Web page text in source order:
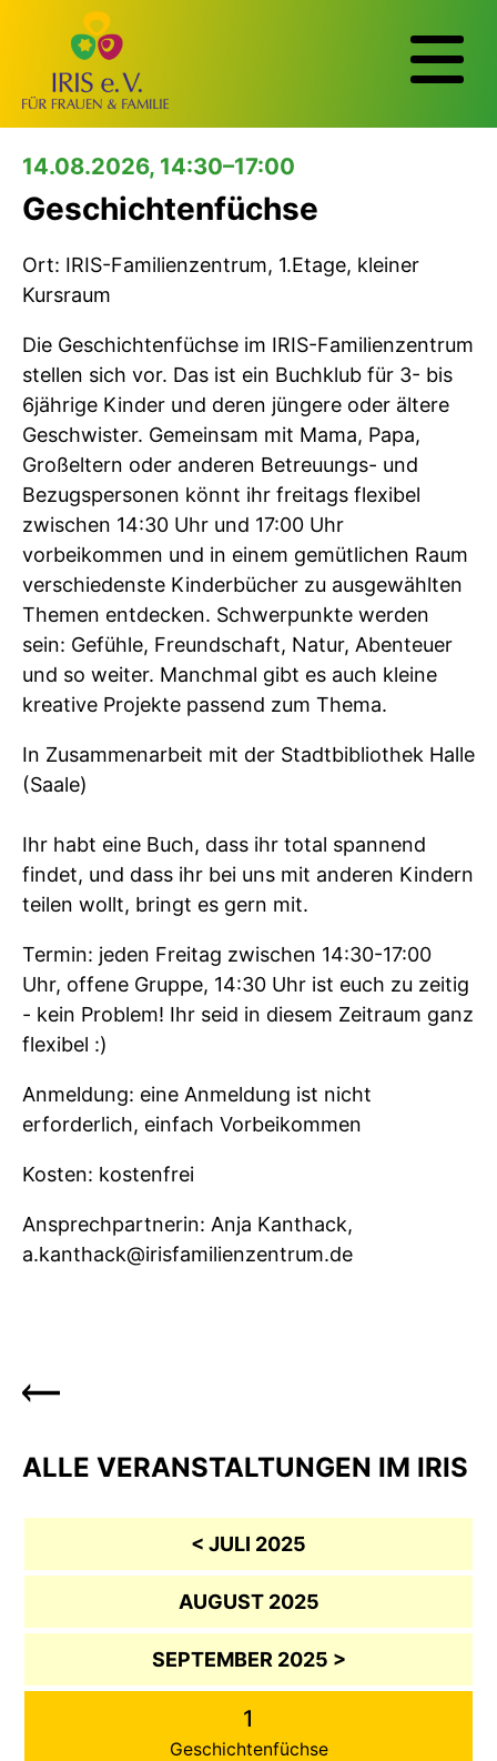
14.08.2026, 14:30–17:00
Geschichtenfüchse
Ort: IRIS-Familienzentrum, 1.Etage, kleiner
Kursraum
Die Geschichtenfüchse im IRIS-Familienzentrum
stellen sich vor. Das ist ein Buchklub für 3- bis
6jährige Kinder und deren jüngere oder ältere
Geschwister. Gemeinsam mit Mama, Papa,
Großeltern oder anderen Betreuungs- und
Bezugspersonen könnt ihr freitags flexibel
zwischen 14:30 Uhr und 17:00 Uhr
vorbeikommen und in einem gemütlichen Raum
verschiedenste Kinderbücher zu ausgewählten
Themen entdecken. Schwerpunkte werden
sein: Gefühle, Freundschaft, Natur, Abenteuer
und so weiter. Manchmal gibt es auch kleine
kreative Projekte passend zum Thema.
In Zusammenarbeit mit der Stadtbibliothek Halle
(Saale)
Ihr habt eine Buch, dass ihr total spannend
findet, und dass ihr bei uns mit anderen Kindern
teilen wollt, bringt es gern mit.
Termin: jeden Freitag zwischen 14:30-17:00
Uhr, offene Gruppe, 14:30 Uhr ist euch zu zeitig
- kein Problem! Ihr seid in diesem Zeitraum ganz
flexibel :)
Anmeldung: eine Anmeldung ist nicht
erforderlich, einfach Vorbeikommen
Kosten: kostenfrei
Ansprechpartnerin: Anja Kanthack,
a.kanthack@irisfamilienzentrum.de
ALLE VERANSTALTUNGEN IM IRIS
< JULI 2025
AUGUST 2025
SEPTEMBER 2025 >
1
Geschichtenfüchse